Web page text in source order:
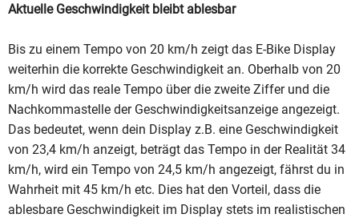
Aktuelle Geschwindigkeit bleibt ablesbar
Bis zu einem Tempo von 20 km/h zeigt das E-Bike Display
weiterhin die korrekte Geschwindigkeit an. Oberhalb von 20
km/h wird das reale Tempo über die zweite Ziffer und die
Nachkommastelle der Geschwindigkeitsanzeige angezeigt.
Das bedeutet, wenn dein Display z.B. eine Geschwindigkeit
von 23,4 km/h anzeigt, beträgt das Tempo in der Realität 34
km/h, wird ein Tempo von 24,5 km/h angezeigt, fährst du in
Wahrheit mit 45 km/h etc. Dies hat den Vorteil, dass die
ablesbare Geschwindigkeit im Display stets im realistischen